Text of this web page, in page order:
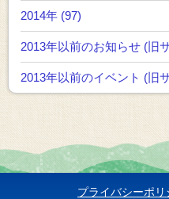
2014年 (97)
2013年以前のお知らせ (旧
2013年以前のイベント (旧
プライバシーポリ